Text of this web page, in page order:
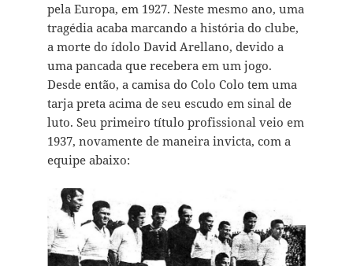
pela Europa, em 1927. Neste mesmo ano, uma
tragédia acaba marcando a história do clube,
a morte do ídolo David Arellano, devido a
uma pancada que recebera em um jogo.
Desde então, a camisa do Colo Colo tem uma
tarja preta acima de seu escudo em sinal de
luto. Seu primeiro título profissional veio em
1937, novamente de maneira invicta, com a
equipe abaixo: